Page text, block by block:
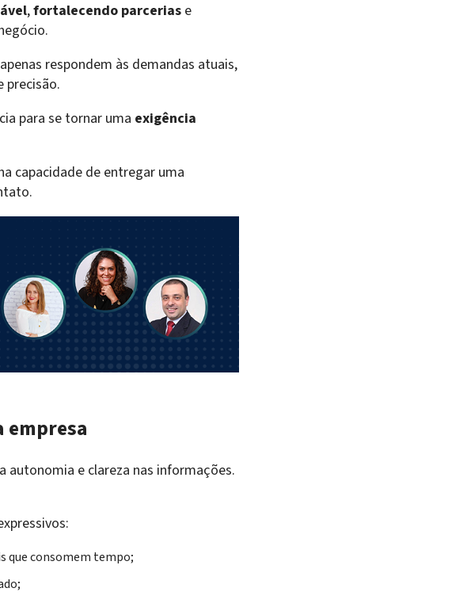
,fortalecendo parcerias e
respondem às demandas atuais,
precisão.
para se tornar uma exigência
capacidade de entregar uma
empresa
autonomia e clareza nas informações.
que consomem tempo;